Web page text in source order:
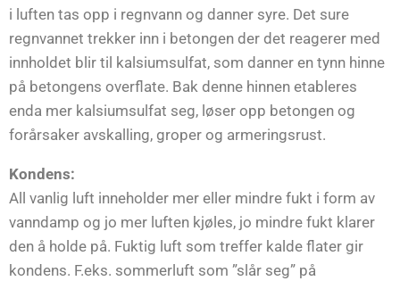
i luften tas opp i regnvann og danner syre. Det sure
regnvannet trekker inn i betongen der det reagerer med
innholdet blir til kalsiumsulfat, som danner en tynn hinne
på betongens overflate. Bak denne hinnen etableres
enda mer kalsiumsulfat seg, løser opp betongen og
forårsaker avskalling, groper og armeringsrust.
Kondens:
All vanlig luft inneholder mer eller mindre fukt i form av
vanndamp og jo mer luften kjøles, jo mindre fukt klarer
den å holde på. Fuktig luft som treffer kalde flater gir
kondens. F.eks. sommerluft som ”slår seg” på